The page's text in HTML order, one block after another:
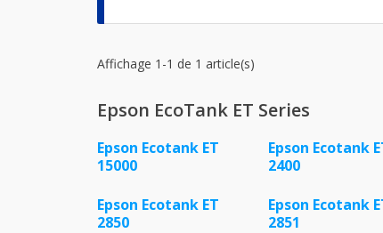
Affichage 1-1 de 1 article(s)
Epson EcoTank ET Series
Epson Ecotank ET
15000
Epson Ecotank
2400
Epson Ecotank ET
2850
Epson Ecotank
2851